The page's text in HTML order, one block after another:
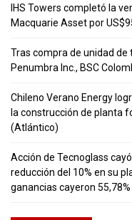
IHS Towers completó la
Macquarie Asset por
Tras compra de unidad
Penumbra Inc., BSC
Chileno Verano Energy
la construcción de planta
(Atlántico)
Acción de Tecnoglass
reducción del 10% en su
ganancias cayeron 55,78%